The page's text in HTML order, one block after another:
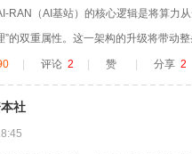
RAN（AI基站）的核心逻辑是将算力
”的双重属性。这一架构的升级将带动
您梳理英伟达AI-RAN基站的整体供应
“大脑”。英伟达自身提供GPU及
评论 2 赞 分享 2
社